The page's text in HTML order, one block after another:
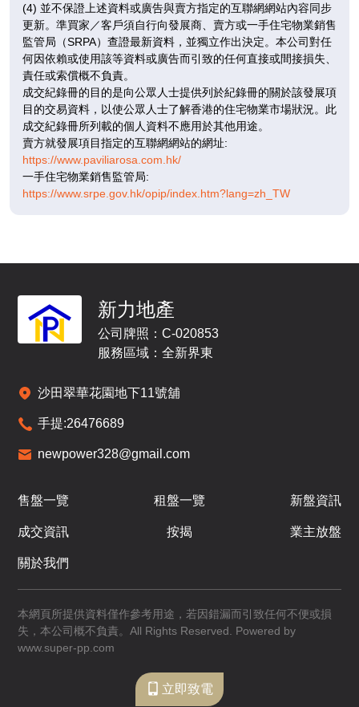
3 /
F
6 /
5 /
6 /
F
8 /
F
7 /
D1
1,596呎
D2
4房(3套)
4房(3套)
4房(3套)
$6,286.8萬
D2
4房(3套)
D3
4房(3套)
(4) 並不保證上述資料或廣告與賣方指定的互聯網網站內容同步
更新。準買家／客戶須自行向發展商、賣方或一手住宅物業銷售
監管局（SRPA）查證最新資料，並獨立作出決定。本公司對任
何因依賴或使用該等資料或廣告而引致的任何直接或間接損失、
責任或索償概不負責。
成交紀錄冊的目的是向公眾人士提供列於紀錄冊的關於該發展項
目的交易資料，以使公眾人士了解香港的住宅物業市場狀況。此
成交紀錄冊所列載的個人資料不應用於其他用途。
賣方就發展項目指定的互聯網網站的網址:
https://www.paviliarosa.com.hk/
一手住宅物業銷售監管局:
https://www.srpe.gov.hk/opip/index.htm?lang=zh_TW
新力地產
公司牌照：C-020853
服務區域：全新界東
沙田翠華花園地下11號舖
手提:26476689
newpower328@gmail.com
售盤一覽 租盤一覽 新盤資訊
成交資訊 按揭 業主放盤
關於我們
本網頁所提供資料僅作參考用途，若因錯漏而引致任何不便或損
失，本公司概不負責。All Rights Reserved. Powered by
www.super-pp.com
立即致電